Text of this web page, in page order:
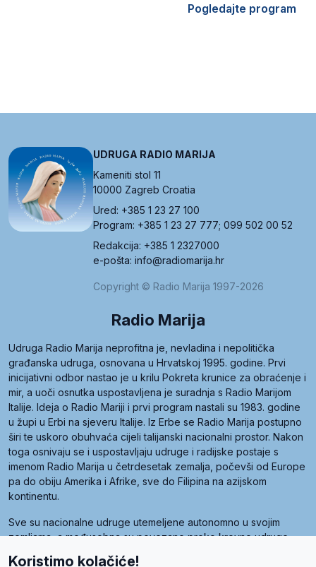
Pogledajte program
UDRUGA RADIO MARIJA
Kameniti stol 11
10000 Zagreb Croatia
Ured: +385 1 23 27 100
Program: +385 1 23 27 777; 099 502 00 52
Redakcija: +385 1 2327000
e-pošta: info@radiomarija.hr
Copyright © Radio Marija 1997-2026
Radio Marija
Udruga Radio Marija neprofitna je, nevladina i nepolitička
građanska udruga, osnovana u Hrvatskoj 1995. godine. Prvi
inicijativni odbor nastao je u krilu Pokreta krunice za obraćenje i
mir, a uoči osnutka uspostavljena je suradnja s Radio Marijom
Italije. Ideja o Radio Mariji i prvi program nastali su 1983. godine
u župi u Erbi na sjeveru Italije. Iz Erbe se Radio Marija postupno
širi te uskoro obuhvaća cijeli talijanski nacionalni prostor. Nakon
toga osnivaju se i uspostavljaju udruge i radijske postaje s
imenom Radio Marija u četrdesetak zemalja, počevši od Europe
pa do obiju Amerika i Afrike, sve do Filipina na azijskom
kontinentu.
Sve su nacionalne udruge utemeljene autonomno u svojim
zemljama, a međusobna su povezane preko krovne udruge
Koristimo kolačiće!